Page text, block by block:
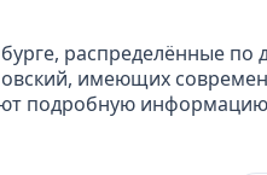
распределённые по
имеющих
подробную